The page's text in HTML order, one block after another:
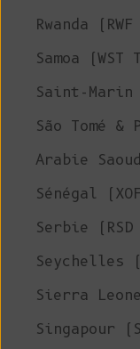
Rwanda (RWF
Samoa (WST
Saint-Marin
São Tomé &
Sénégal
Serbie (RSD
Seychelles
Sierra
Singapour